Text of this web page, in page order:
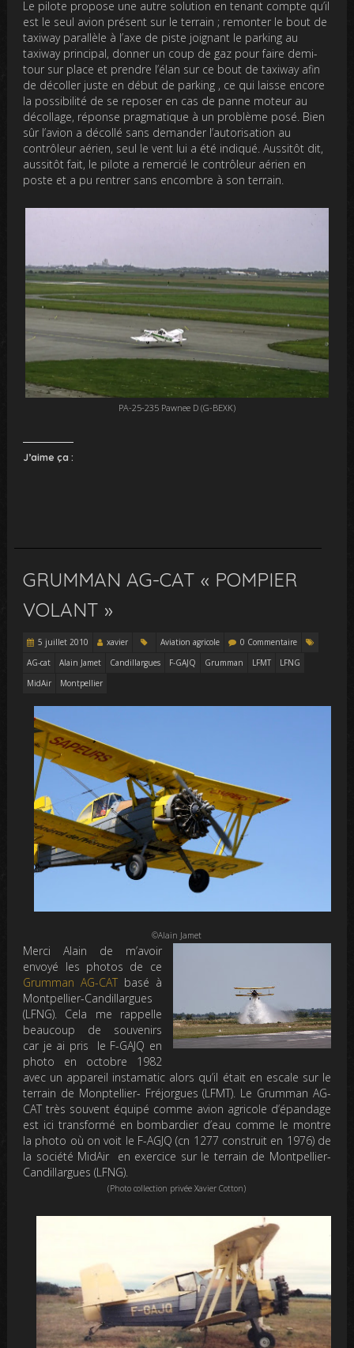
Le pilote propose une autre solution en tenant compte qu’il
est le seul avion présent sur le terrain ; remonter le bout de
taxiway parallèle à l’axe de piste joignant le parking au
taxiway principal, donner un coup de gaz pour faire demi-
tour sur place et prendre l’élan sur ce bout de taxiway afin
de décoller juste en début de parking , ce qui laisse encore
la possibilité de se reposer en cas de panne moteur au
décollage, réponse pragmatique à un problème posé. Bien
sûr l’avion a décollé sans demander l’autorisation au
contrôleur aérien, seul le vent lui a été indiqué. Aussitôt dit,
aussitôt fait, le pilote a remercié le contrôleur aérien en
poste et a pu rentrer sans encombre à son terrain.
PA-25-235 Pawnee D (G-BEXK)
J’aime ça :
GRUMMAN AG-CAT « POMPIER
VOLANT »
5 juillet 2010 xavier Aviation agricole
0 Commentaire
AG-cat
Alain Jamet Candillargues F-GAJQ Grumman LFMT
LFNG
MidAir
Montpellier
©Alain Jamet
Merci Alain de m’avoir
envoyé les photos de ce
Grumman AG-CAT basé à
Montpellier-Candillargues
(LFNG). Cela me rappelle
beaucoup de souvenirs
car je ai pris le F-GAJQ en
photo en octobre 1982
avec un appareil instamatic alors qu’il était en escale sur le
terrain de Monptellier- Fréjorgues (LFMT). Le Grumman AG-
CAT très souvent équipé comme avion agricole d’épandage
est ici transformé en bombardier d’eau comme le montre
la photo où on voit le F-AGJQ (cn 1277 construit en 1976) de
la société MidAir en exercice sur le terrain de Montpellier-
Candillargues (LFNG).
(Photo collection privée Xavier Cotton)